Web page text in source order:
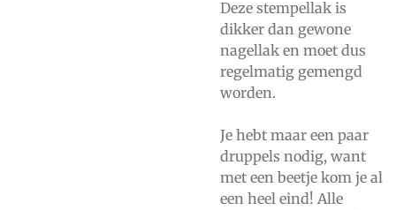
Deze stempellak is
dikker dan gewone
nagellak en moet dus
regelmatig gemengd
worden.
Je hebt maar een paar
druppels nodig, want
met een beetje kom je al
een heel eind! Alle